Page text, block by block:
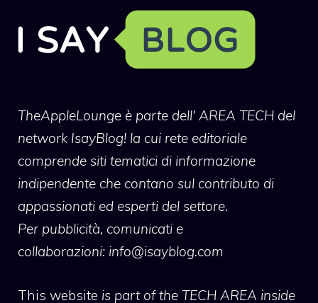
TheAppleLounge è parte dell' AREA TECH del
network IsayBlog! la cui rete editoriale
comprende siti tematici di informazione
indipendente che contano sul contributo di
appassionati ed esperti del settore.
Per pubblicità, comunicati e
collaborazioni: info@isayblog.com
This website is part of the TECH AREA inside